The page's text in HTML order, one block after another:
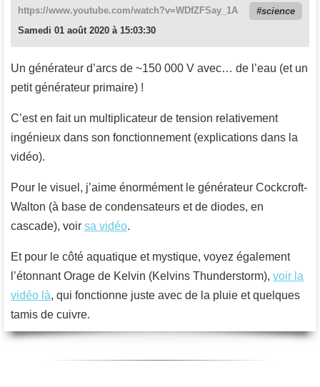
https://www.youtube.com/watch?v=WDfZFSay_1A
science
Samedi 01 août 2020 à 15:03:30
Un générateur d’arcs de ~150 000 V avec… de l’eau (et un
petit générateur primaire) !
C’est en fait un multiplicateur de tension relativement
ingénieux dans son fonctionnement (explications dans la
vidéo).
Pour le visuel, j’aime énormément le générateur Cockcroft-
Walton (à base de condensateurs et de diodes, en
cascade), voir sa vidéo.
Et pour le côté aquatique et mystique, voyez également
l’étonnant Orage de Kelvin (Kelvins Thunderstorm), voir la
vidéo là, qui fonctionne juste avec de la pluie et quelques
tamis de cuivre.